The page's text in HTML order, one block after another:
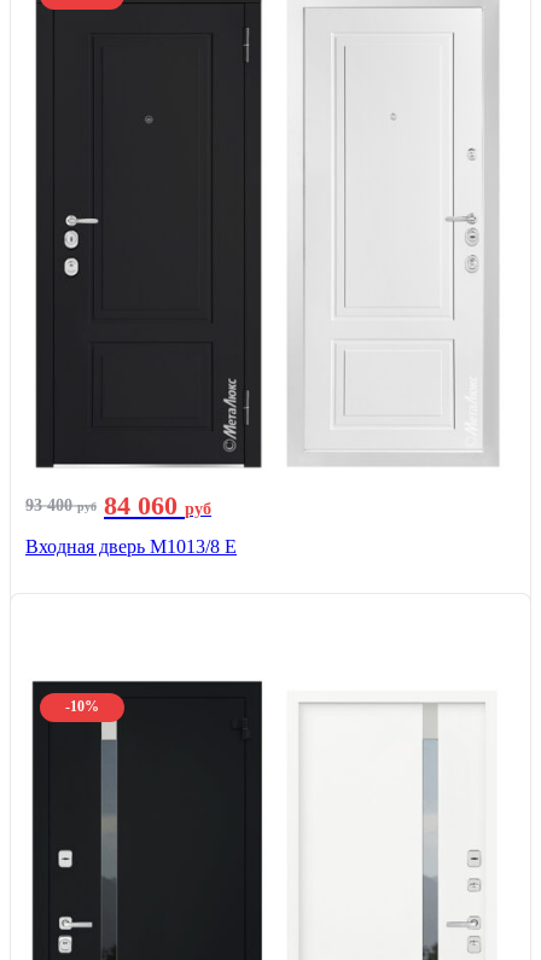
93 400руб 84 060 руб
Входная дверь М1013/8 E
-10%